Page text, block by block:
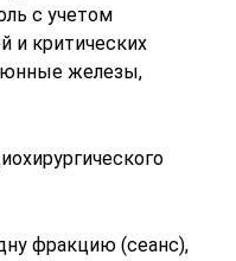
с учетом
и критических
железы,
фракцию (сеанс),